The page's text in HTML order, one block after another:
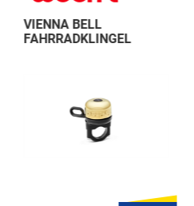
VIENNA BELL
FAHRRADKLINGEL